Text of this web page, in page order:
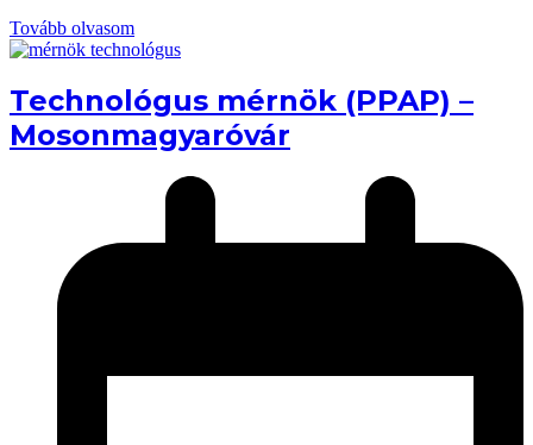
Tovább olvasom
Technológus mérnök (PPAP) –
Mosonmagyaróvár